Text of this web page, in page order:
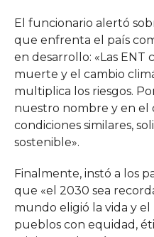
El funcionario alertó
que enfrenta el país
en desarrollo: «Las ENT
muerte y el cambio
multiplica los riesgos.
nuestro nombre y en el
condiciones similares,
sostenible».
Finalmente, instó a los
que «el 2030 sea
mundo eligió la vida y
pueblos con equidad,